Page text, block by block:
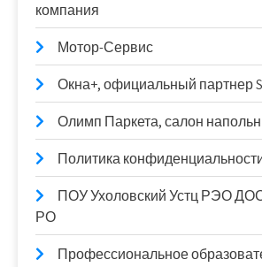
компания
Мотор-Сервис
Окна+, официальный партнер
Олимп Паркета, салон
Политика
ПОУ Ухоловский Устц РЭО
РО
Профессиональное